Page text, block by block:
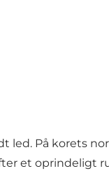
På korets
et oprindeligt